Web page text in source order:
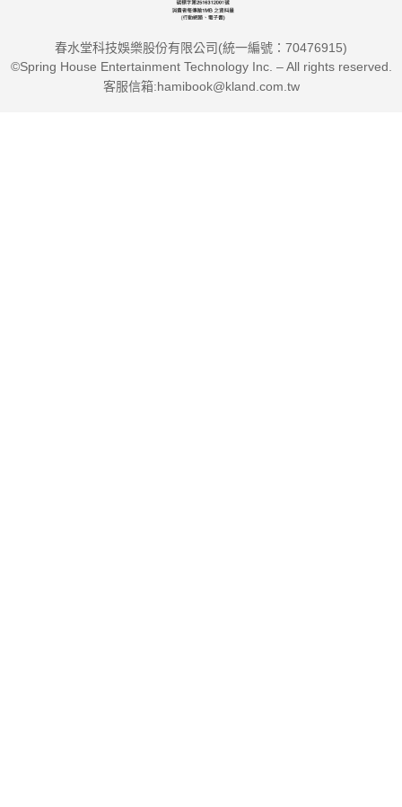
春水堂科技娛樂股份有限公司(統一編號：70476915)
©Spring House Entertainment Technology Inc. – All rights reserved.
客服信箱:hamibook@kland.com.tw